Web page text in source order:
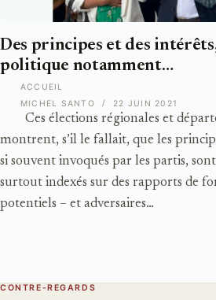
ACCUEIL
Des principes et des
politique notamment…
Ces élections régionales et
montrent, s’il le fallait, que les
si souvent invoqués par les partis,
surtout indexés sur des rapports de
potentiels – et adversaires…
MICHEL SANTO 22 JUIN 2021
CONTRE-REGARDS